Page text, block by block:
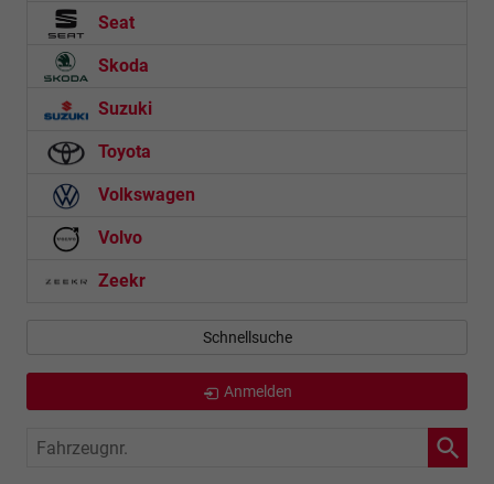
Seat
Skoda
Suzuki
Toyota
Volkswagen
Volvo
Zeekr
Schnellsuche
Anmelden
Fahrzeugnr.